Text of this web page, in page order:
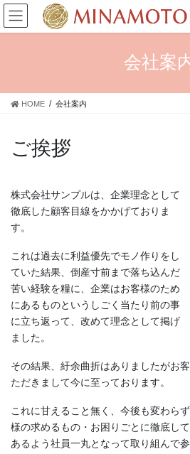
コ
ン
テ
ス
ナ
ビ
ゲ
ン
会社案
HOME 会社案内
ご挨拶
株式会社サンプルは、企業理念として
徹底した顧客目線をかかげておりま
す。
これは過去に利益優先でモノ作りをし
ていた結果、倒産寸前まで落ち込んだ
苦い経験を糧に、企業はお客様のため
にあるものというしごく当たり前の事
に立ち返って、改めて理念として掲げ
ました。
その結果、紆余曲折はありましたがお
ただきまして今に至っております。
これに甘えること無く、今後も変わら
様の求めるもの・お困りごとに徹底し
あるよう社員一丸となって取り組んで参